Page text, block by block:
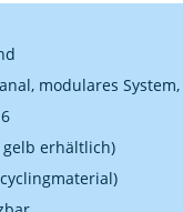
modulares
gelb erhältlich)